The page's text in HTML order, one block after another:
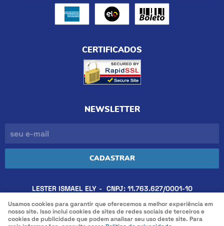
CERTIFICADOS
NEWSLETTER
CADASTRAR
LESTER ISMAEL ELY CNPJ: 11.763.627/0001-10
LOJA VIRTUAL CRIADA POR
Usamos cookies para garantir que oferecemos a melhor experiência em
nosso site. Isso inclui cookies de sites de redes sociais de terceiros e
cookies de publicidade que podem analisar seu uso deste site. Para